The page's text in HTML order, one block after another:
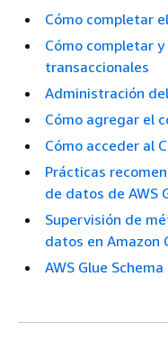
Cómo completar
Cómo completar
transaccionales
Administración
Cómo agregar el
Cómo acceder al
Prácticas
de datos de AWS
Supervisión de
datos en Amazon
AWS Glue